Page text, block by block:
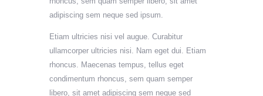
adipiscing sem neque sed ipsum.
Etiam ultricies nisi vel augue. Curabitur
ullamcorper ultricies nisi. Nam eget dui. Etiam
rhoncus. Maecenas tempus, tellus eget
condimentum rhoncus, sem quam semper
libero, sit amet adipiscing sem neque sed